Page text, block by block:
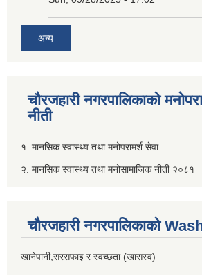
अन्य
चौरजहारी नगरपालिकाको
नीती
१. मानसिक स्वास्थ्य तथा मनोपरामर्श सेवा
२. मानसिक स्वास्थ्य तथा मनोसामाजिक नीती २०८१
चौरजहारी नगरपालिकाको
खानेपानी,सरसफाइ र स्वच्छता (खासस्व)